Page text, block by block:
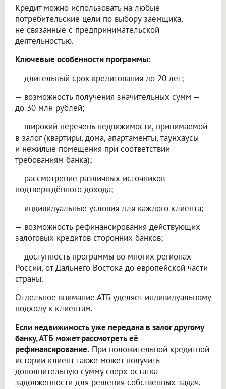
Кредит можно использовать на любые
потребительские цели по выбору заёмщика,
не связанные с предпринимательской
деятельностью.
Ключевые особенности программы:
— длительный срок кредитования до 20 лет;
— возможность получения значительных сумм —
до 30 млн рублей;
— широкий перечень недвижимости, принимаемой
в залог (квартиры, дома, апартаменты, таунхаусы
и нежилые помещения при соответствии
требованиям банка);
— рассмотрение различных источников
подтверждённого дохода;
— индивидуальные условия для каждого клиента;
— возможность рефинансирования действующих
залоговых кредитов сторонних банков;
— доступность программы во многих регионах
России, от Дальнего Востока до европейской части
страны.
Отдельное внимание АТБ уделяет индивидуальному
подходу к клиентам.
Если недвижимость уже передана в залог другому
банку, АТБ может рассмотреть её
рефинансирование. При положительной кредитной
истории клиент также может получить
дополнительную сумму сверх остатка
задолженности для решения собственных задач.